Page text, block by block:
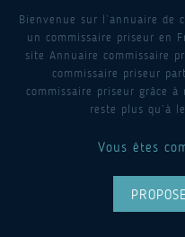
Bienvenue sur l’annuaire de
un commissaire priseur en
site Annuaire commissaire
commissaire priseur
commissaire priseur grâce
reste plus qu’à
Vous êtes